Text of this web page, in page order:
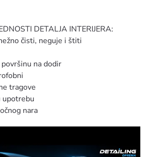
DETALJA INTERIJERA:
čisti, neguje i štiti
na dodir
tragove
upotrebu
nara